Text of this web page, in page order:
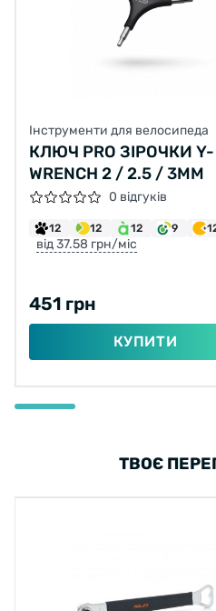
Інструменти для велосипеда
КЛЮЧ PRO ЗІРОЧКИ Y-
WRENCH 2 / 2.5 / 3MM
0 відгуків
12 12 12 9
від 37.58 грн/міс
451 грн
КУПИТИ
ТВОЄ